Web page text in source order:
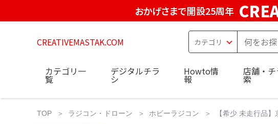
おかげさまで開設25周年
CREATIVEMASTAK.COM
カテゴリ一
覧
デジタルチラ
シ
Howto情
報
店舗・
索
TOP ラジコン・ドローン ホビーラジコン 【希少 未走行品